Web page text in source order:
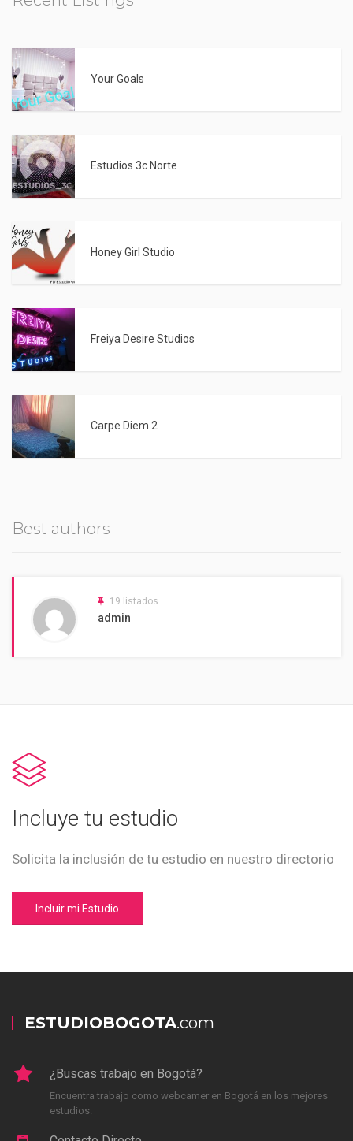
Your Goals
Estudios 3c Norte
Honey Girl Studio
Freiya Desire Studios
Carpe Diem 2
Best authors
19 listados
admin
Incluye tu estudio
Solicita la inclusión de tu estudio en nuestro directorio
Incluir mi Estudio
ESTUDIOBOGOTA.com
¿Buscas trabajo en Bogotá?
Encuentra trabajo como webcamer en Bogotá en los mejores
estudios.